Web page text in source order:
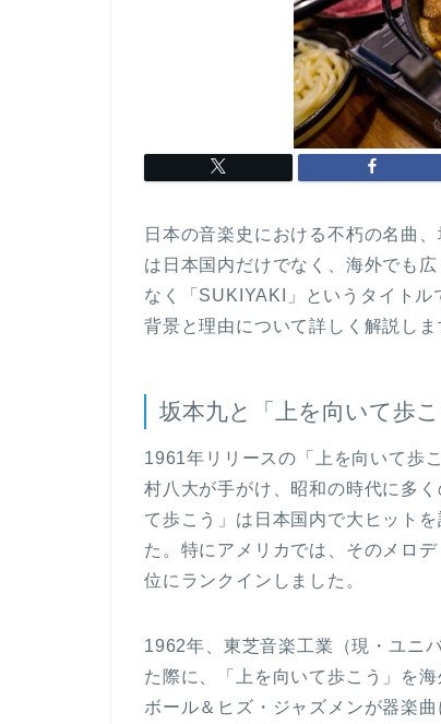
日本の音楽史における不朽の名曲
は日本国内だけでなく、海外でも
なく「SUKIYAKI」というタイト
背景と理由について詳しく解説しま
坂本九と「上を向いて歩こ
1961年リリースの「上を向いて歩
村八大が手がけ、昭和の時代に多
て歩こう」は日本国内で大ヒット
た。特にアメリカでは、そのメロ
位にランクインしました。
1962年、東芝音楽工業（現・ユニ
た際に、「上を向いて歩こう」を
ボール＆ヒズ・ジャズメンが器楽